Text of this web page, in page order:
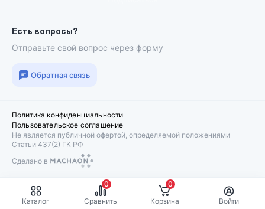
Есть вопросы?
Отправьте свой вопрос через форму
Обратная связь
Политика конфиденциальности
Пользовательское соглашение
Не является публичной офертой, определяемой положениями
Статьи 437(2) ГК РФ
Сделано в
Machaon
Каталог
0
Сравнить
0
Корзина
Войти